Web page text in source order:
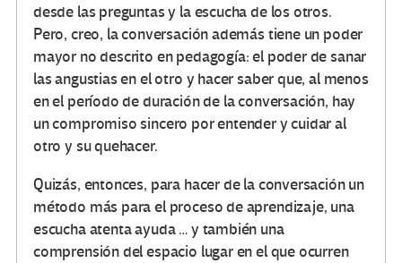
desde las preguntas y la escucha de los otros.
Pero, creo, la conversación además tiene un poder
mayor no descrito en pedagogía: el poder de sanar
las angustias en el otro y hacer saber que, al menos
en el período de duración de la conversación, hay
un compromiso sincero por entender y cuidar al
otro y su quehacer.
Quizás, entonces, para hacer de la conversación un
método más para el proceso de aprendizaje, una
escucha atenta ayuda … y también una
comprensión del espacio lugar en el que ocurren